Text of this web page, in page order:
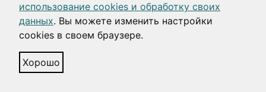
использование cookies и обработку своих
данных. Вы можете изменить настройки
cookies в своем браузере.
Хорошо